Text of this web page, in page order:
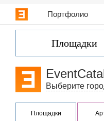
Портфолио
Площадки
Выберите
Площадки